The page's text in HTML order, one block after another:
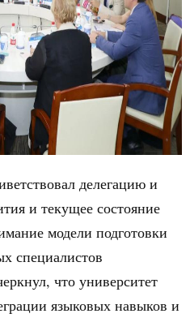
делегацию и
и текущее состояние
модели подготовки
специалистов
что университет
языковых навыков и